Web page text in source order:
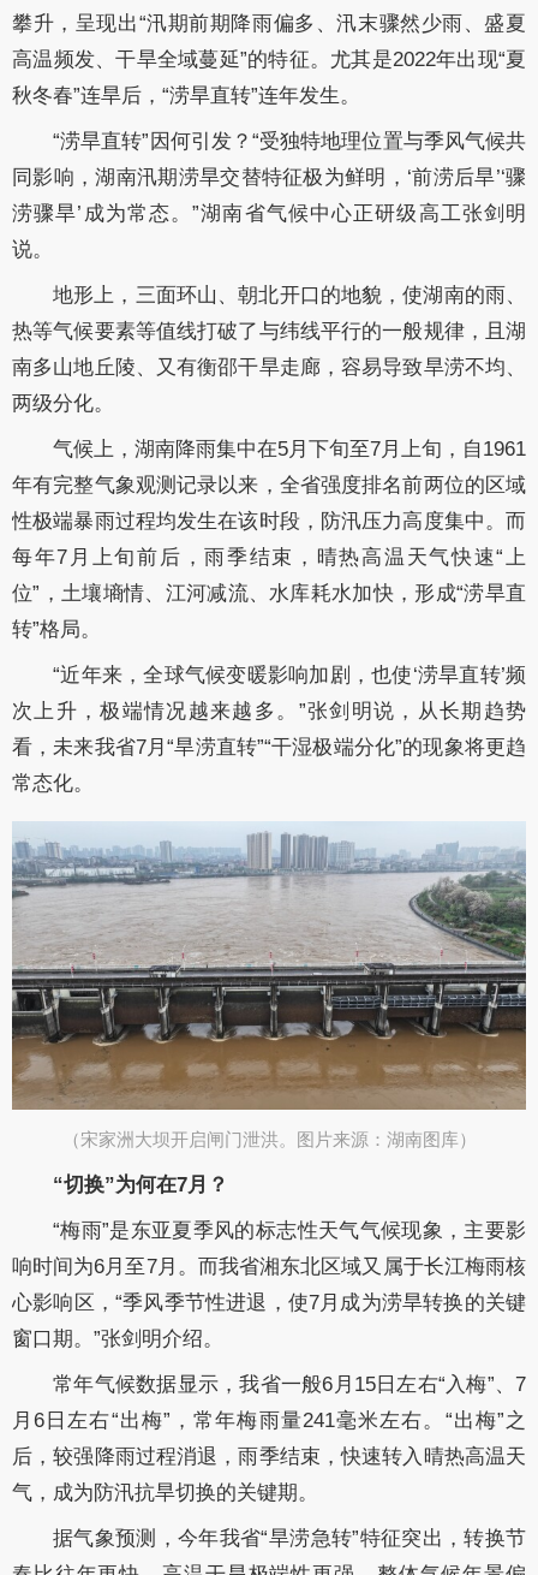
攀升，呈现出“汛期前期降雨偏多、汛末骤然少雨、盛夏
高温频发、干旱全域蔓延”的特征。尤其是2022年出现“夏
秋冬春”连旱后，“涝旱直转”连年发生。
“涝旱直转”因何引发？“受独特地理位置与季风气候共
同影响，湖南汛期涝旱交替特征极为鲜明，‘前涝后旱’‘骤
涝骤旱’成为常态。”湖南省气候中心正研级高工张剑明
说。
地形上，三面环山、朝北开口的地貌，使湖南的雨、
热等气候要素等值线打破了与纬线平行的一般规律，且湖
南多山地丘陵、又有衡邵干旱走廊，容易导致旱涝不均、
两级分化。
气候上，湖南降雨集中在5月下旬至7月上旬，自1961
年有完整气象观测记录以来，全省强度排名前两位的区域
性极端暴雨过程均发生在该时段，防汛压力高度集中。而
每年7月上旬前后，雨季结束，晴热高温天气快速“上
位”，土壤墒情、江河减流、水库耗水加快，形成“涝旱直
转”格局。
“近年来，全球气候变暖影响加剧，也使‘涝旱直转’频
次上升，极端情况越来越多。”张剑明说，从长期趋势
看，未来我省7月“旱涝直转”“干湿极端分化”的现象将更趋
常态化。
（宋家洲大坝开启闸门泄洪。图片来源：湖南图库）
“切换”为何在7月？
“梅雨”是东亚夏季风的标志性天气气候现象，主要影
响时间为6月至7月。而我省湘东北区域又属于长江梅雨核
心影响区，“季风季节性进退，使7月成为涝旱转换的关键
窗口期。”张剑明介绍。
常年气候数据显示，我省一般6月15日左右“入梅”、7
月6日左右“出梅”，常年梅雨量241毫米左右。“出梅”之
后，较强降雨过程消退，雨季结束，快速转入晴热高温天
气，成为防汛抗旱切换的关键期。
据气象预测，今年我省“旱涝急转”特征突出，转换节